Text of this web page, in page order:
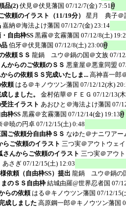
品(2) 伏見＠伏見藩国 07/12/7(金) 7:51
依頼のイラスト（11/19分）
星月 典子＠
嘉納＠海法よけ藩国 07/12/7(金) 23:14
自由枠SS 黒霧＠玄霧藩国 07/12/8(土)
伯牙＠伏見藩国 07/12/8(土) 23:00
依頼ＳＳ 龍鍋 ユウ＠鍋の国＠文族 07/
からのご依頼のＳＳ 悪童屋＠悪童同盟
らの依頼ＳＳ完成いたしま... 高神喜一郎
頼 はる＠キノウツン藩国 07/12/12(水)
しました。
金村佑華＠ＦＥＧ 07/12/13(
注イラスト あおひと＠海法よけ藩国 07/
枠SS 黒霧＠玄霧藩国 07/12/14(金) 19:13
＠暁の円卓 07/12/15(土) 0:48
ご依頼分自由枠ＳＳ なゆた＠ナニワアー
ご依頼のイラスト 三つ実＠アウトウェイ
んからご依頼のイラスト 三つ実＠アウ
あさぎ 07/12/15(土) 12:03
依頼（自由枠SS）提出 龍鍋 ユウ＠鍋の
のＳＳ自由枠 結城由羅@世界忍者国 07/
らの依頼 はる＠キノウツン藩国 07/12/15(
成しました 高原鋼一郎＠キノウツン藩国